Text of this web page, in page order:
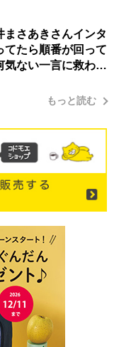
さあきさんインタ
てたら順番が回って
気ない一言に救われ
もっと読む